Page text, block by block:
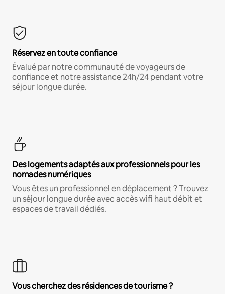
Réservez en toute confiance
Évalué par notre communauté de voyageurs de
confiance et notre assistance 24h/24 pendant votre
séjour longue durée.
Des logements adaptés aux professionnels pour les
nomades numériques
Vous êtes un professionnel en déplacement ? Trouvez
un séjour longue durée avec accès wifi haut débit et
espaces de travail dédiés.
Vous cherchez des résidences de tourisme ?